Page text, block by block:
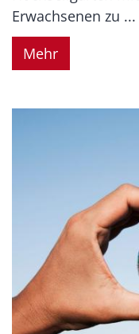
Erwachsenen zu ...
Mehr